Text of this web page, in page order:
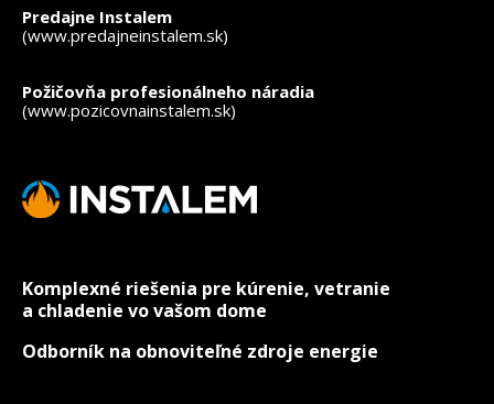
Komplexné riešenia pre kúrenie, vetranie
a chladenie vo vašom dome
Odborník na obnoviteľné zdroje energie
Predajne Instalem
(www.predajneinstalem.sk)
Požičovňa profesionálneho náradia
(www.pozicovnainstalem.sk)